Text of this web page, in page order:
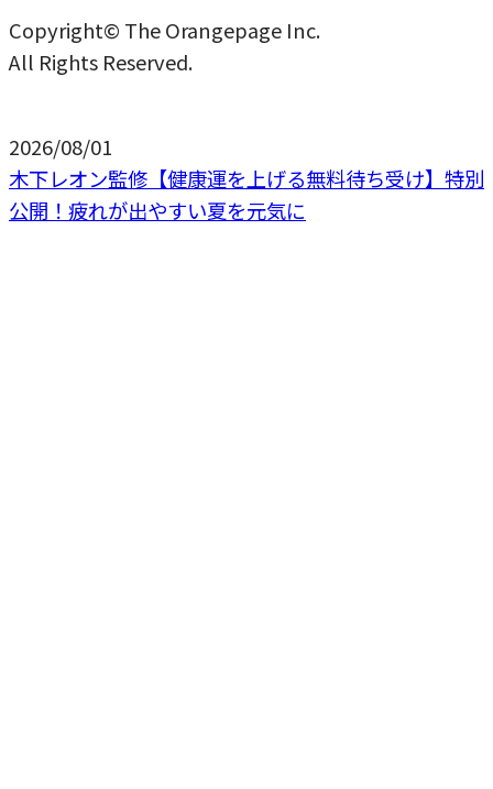
Copyright© The Orangepage Inc.
All Rights Reserved.
2026/08/01
木下レオン監修【健康運を上げる無料待ち受け】特別
公開！疲れが出やすい夏を元気に